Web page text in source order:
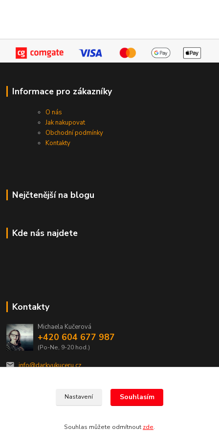
Informace pro zákazníky
O nás
Jak nakupovat
Obchodní podmínky
Kontakty
Nejčtenější na blogu
Kde nás najdete
Kontakty
Michaela Kučerová
+420 604 677 987
(Po-Ne, 9-20 hod.)
info@darkyukuceru.cz
Nastavení Souhlasím
Souhlas můžete odmítnout zde.